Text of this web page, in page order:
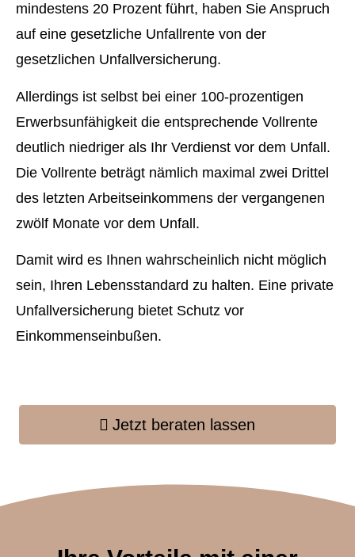
mindestens 20 Prozent führt, haben Sie Anspruch
auf eine gesetzliche Unfallrente von der
gesetzlichen Unfall­ver­si­che­rung.
Allerdings ist selbst bei einer 100-prozentigen
Erwerbsunfähigkeit die entsprechende Vollrente
deutlich niedriger als Ihr Verdienst vor dem Unfall.
Die Vollrente beträgt nämlich maximal zwei Drittel
des letzten Arbeitseinkommens der vergangenen
zwölf Monate vor dem Unfall.
Damit wird es Ihnen wahrscheinlich nicht möglich
sein, Ihren Lebensstandard zu halten. Eine private
Unfall­ver­si­che­rung bietet Schutz vor
Einkommenseinbußen.
Jetzt beraten lassen